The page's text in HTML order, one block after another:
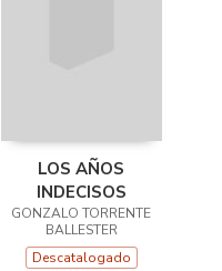
LOS AÑOS
INDECISOS
GONZALO TORRENTE
BALLESTER
Descatalogado